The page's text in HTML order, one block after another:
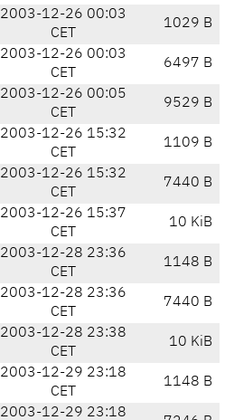
2003-12-26 00:03
CET
1029 B
2003-12-26 00:03
CET
6497 B
2003-12-26 00:05
CET
9529 B
2003-12-26 15:32
CET
1109 B
2003-12-26 15:32
CET
7440 B
2003-12-26 15:37
CET
10 KiB
2003-12-28 23:36
CET
1148 B
2003-12-28 23:36
CET
7440 B
2003-12-28 23:38
CET
10 KiB
2003-12-29 23:18
CET
1148 B
2003-12-29 23:18